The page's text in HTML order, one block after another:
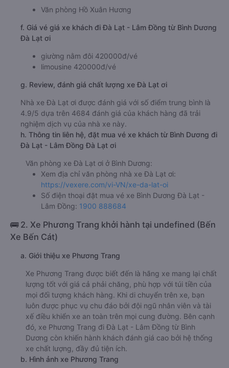
Văn phòng Hồ Xuân Hương
f. Giá vé giá xe khách đi Đà Lạt - Lâm Đồng từ Bình Dương
Đà Lạt ơi
giường nằm đôi 420000đ/vé
limousine 420000đ/vé
g. Review, đánh giá chất lượng xe Đà Lạt ơi
Nhà xe Đà Lạt ơi được đánh giá với số điểm trung bình là
4.9/5 dựa trên 4684 đánh giá của khách hàng đã trải
nghiệm dịch vụ của nhà xe này.
h. Thông tin liên hệ, đặt mua vé xe khách từ Bình Dương đi
Đà Lạt - Lâm Đồng Đà Lạt ơi
Văn phòng xe Đà Lạt ơi ở Bình Dương:
Xem địa chỉ văn phòng nhà xe Đà Lạt ơi:
https://vexere.com/vi-VN/xe-da-lat-oi
Số điện thoại đặt mua vé xe Bình Dương Đà Lạt -
Lâm Đồng: 1900 888684
🚌 2. Xe Phương Trang khởi hành tại undefined (Bến
Xe Bến Cát)
a. Giới thiệu xe Phương Trang
Xe Phương Trang được biết đến là hãng xe mang lại chất
lượng tốt với giá cả phải chăng, phù hợp với túi tiền của
mọi đối tượng khách hàng. Khi di chuyển trên xe, bạn
luôn được phục vụ chu đáo bởi đội ngũ nhân viên và tài
xế điều khiển xe an toàn trên mọi cung đường. Bên cạnh
đó, xe Phương Trang đi Đà Lạt - Lâm Đồng từ Bình
Dương còn khiến hành khách đánh giá cao bởi hệ thống
xe chất lượng, đầy đủ tiện ích.
b. Hình ảnh xe Phương Trang